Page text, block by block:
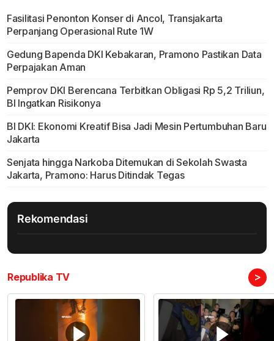
Fasilitasi Penonton Konser di Ancol, Transjakarta
Perpanjang Operasional Rute 1W
Gedung Bapenda DKI Kebakaran, Pramono Pastikan Data
Perpajakan Aman
Pemprov DKI Berencana Terbitkan Obligasi Rp 5,2 Triliun,
BI Ingatkan Risikonya
BI DKI: Ekonomi Kreatif Bisa Jadi Mesin Pertumbuhan Baru
Jakarta
Senjata hingga Narkoba Ditemukan di Sekolah Swasta
Jakarta, Pramono: Harus Ditindak Tegas
Rekomendasi
Republika TV >